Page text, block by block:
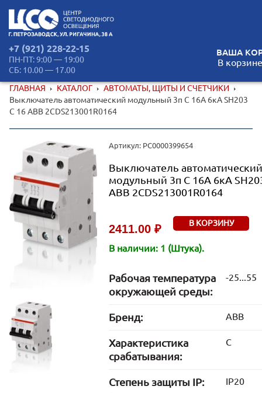
+7 (921) 228-22-15
ПН-ПТ: 9:00 — 19:00
СБ: 10.00 — 17.00
ВАША
В
ГЛАВНАЯ КАТАЛОГ
АВТОМАТЫ, ЩИТЫ И СЧЕТЧИКИ
Выключатель автоматический модульный 3п C 16А 6кА SH203
C 16 ABB 2CDS213001R0164
Артикул: РС0000399654
Выключатель автоматический
модульный 3п C 16А 6кА
ABB 2CDS213001R0164
2411.00 ₽ В КОРЗИНУ
В наличии: 1 (Штука).
Рабочая температура
окружающей среды:
-25...55
Бренд: ABB
Характеристика
срабатывания:
C
Степень защиты IP: IP20